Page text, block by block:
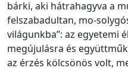
bárki, aki hátrahagyva a
felszabadultan, mo-
világunkba”: az egyetemi
megújulásra és
az érzés kölcsönös volt,